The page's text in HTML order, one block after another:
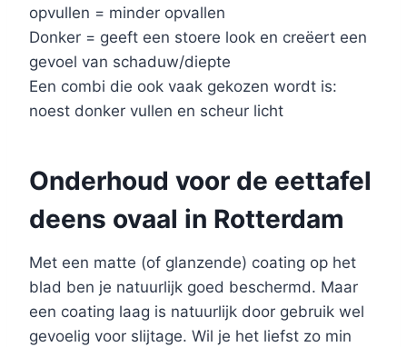
opvullen = minder opvallen
Donker = geeft een stoere look en creëert een
gevoel van schaduw/diepte
Een combi die ook vaak gekozen wordt is:
noest donker vullen en scheur licht
Onderhoud voor de eettafel
deens ovaal in Rotterdam
Met een matte (of glanzende) coating op het
blad ben je natuurlijk goed beschermd. Maar
een coating laag is natuurlijk door gebruik wel
gevoelig voor slijtage. Wil je het liefst zo min